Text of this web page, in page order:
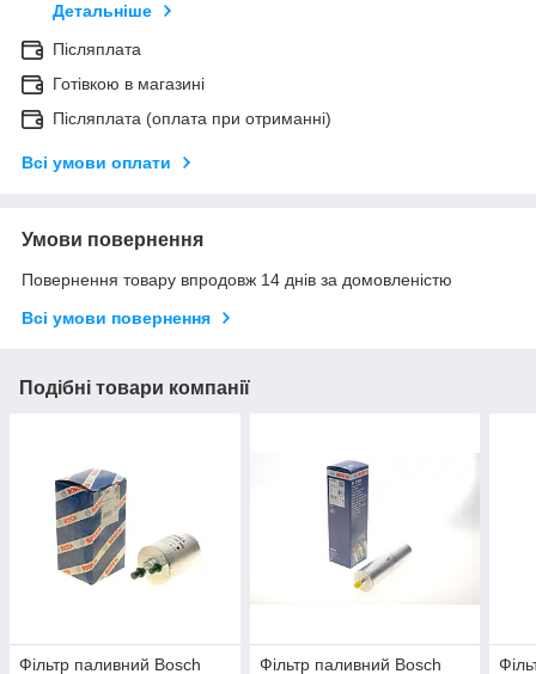
Детальніше
Післяплата
Готівкою в магазині
Післяплата (оплата при отриманні)
Всі умови оплати
Умови повернення
Повернення товару впродовж 14 днів за домовленістю
Всі умови повернення
Подібні товари компанії
Фільтр паливний Bosch
Фільтр паливний Bosch